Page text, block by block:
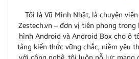
Tôi là Vũ Minh Nhật, là chuyên
Zestech.vn – đơn vị tiên phong
hình Android và Android Box cho ô
tảng kiến thức vững chắc, niềm yêu